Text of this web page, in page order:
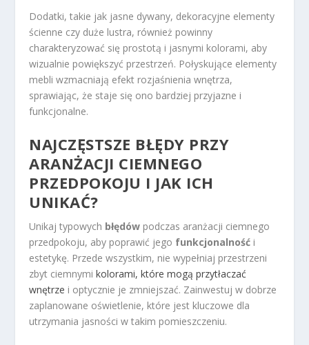
Dodatki, takie jak jasne dywany, dekoracyjne elementy
ścienne czy duże lustra, również powinny
charakteryzować się prostotą i jasnymi kolorami, aby
wizualnie powiększyć przestrzeń. Połyskujące elementy
mebli wzmacniają efekt rozjaśnienia wnętrza,
sprawiając, że staje się ono bardziej przyjazne i
funkcjonalne.
NAJCZĘSTSZE BŁĘDY PRZY
ARANŻACJI CIEMNEGO
PRZEDPOKOJU I JAK ICH
UNIKAĆ?
Unikaj typowych błędów podczas aranżacji ciemnego
przedpokoju, aby poprawić jego funkcjonalność i
estetykę. Przede wszystkim, nie wypełniaj przestrzeni
zbyt ciemnymikolorami, które mogą przytłaczać
wnętrze i optycznie je zmniejszać. Zainwestuj w dobrze
zaplanowane oświetlenie, które jest kluczowe dla
utrzymania jasności w takim pomieszczeniu.